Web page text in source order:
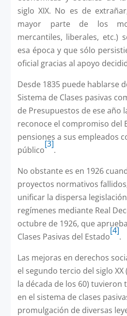
siglo XIX. No es de
mayor parte de los
mercantiles, liberales, etc.)
esa época y que sólo
oficial gracias al apoyo
Desde 1835 puede hablarse
Sistema de Clases pasivas
de Presupuestos de ese año
reconoce el compromiso del
pensiones a sus empleados
público
[3]
.
No obstante es en 1926
proyectos normativos
unificar la dispersa
regímenes mediante Real
octubre de 1926, que
Clases Pasivas del Estado
[4]
.
Las mejoras en derechos
el segundo tercio del siglo
la década de los 60) tuvieron
en el sistema de clases
promulgación de diversas